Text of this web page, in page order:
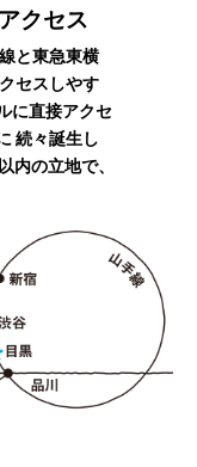
クセス
と東急東横
セスしやす
に直接アクセ
続々誕生し
内の立地で、